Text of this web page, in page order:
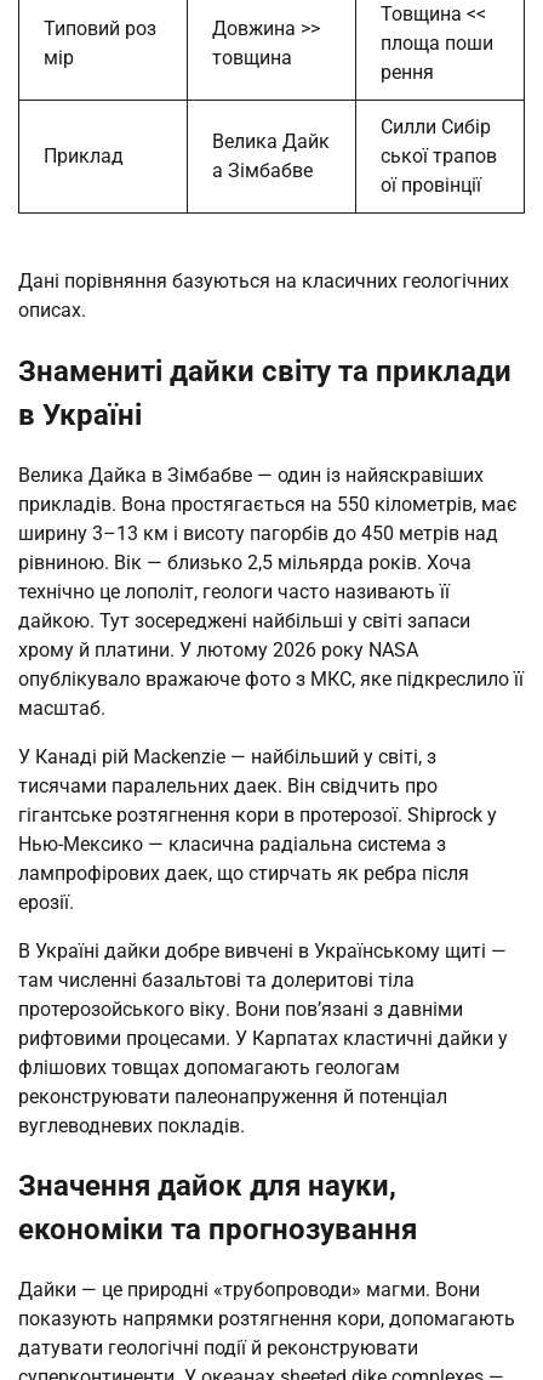
Типовий роз
мір
Довжина >>
товщина
Товщина <<
площа поши
рення
Приклад
Велика Дайк
а Зімбабве
Силли Сибір
ської трапов
ої провінції
Дані порівняння базуються на класичних геологічних
описах.
Знамениті дайки світу та приклади
в Україні
Велика Дайка в Зімбабве — один із найяскравіших
прикладів. Вона простягається на 550 кілометрів, має
ширину 3–13 км і висоту пагорбів до 450 метрів над
рівниною. Вік — близько 2,5 мільярда років. Хоча
технічно це лополіт, геологи часто називають її
дайкою. Тут зосереджені найбільші у світі запаси
хрому й платини. У лютому 2026 року NASA
опублікувало вражаюче фото з МКС, яке підкреслило її
масштаб.
У Канаді рій Mackenzie — найбільший у світі, з
тисячами паралельних даек. Він свідчить про
гігантське розтягнення кори в протерозої. Shiprock у
Нью-Мексико — класична радіальна система з
лампрофірових даек, що стирчать як ребра після
ерозії.
В Україні дайки добре вивчені в Українському щиті —
там численні базальтові та долеритові тіла
протерозойського віку. Вони пов’язані з давніми
рифтовими процесами. У Карпатах кластичні дайки у
флішових товщах допомагають геологам
реконструювати палеонапруження й потенціал
вуглеводневих покладів.
Значення дайок для науки,
економіки та прогнозування
Дайки — це природні «трубопроводи» магми. Вони
показують напрямки розтягнення кори, допомагають
датувати геологічні події й реконструювати